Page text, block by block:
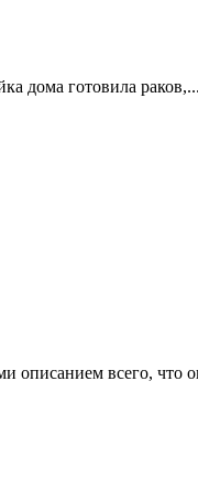
дома готовила раков,...
описанием всего, что